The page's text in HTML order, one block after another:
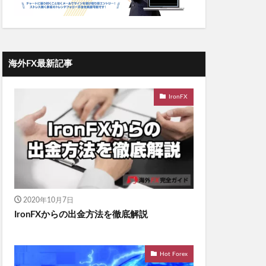
海外FX最新記事
IronFX
2020年10月7日
IronFXからの出金方法を徹底解説
Hot Forex